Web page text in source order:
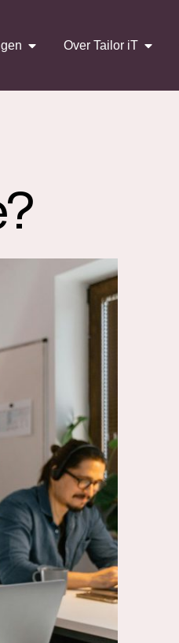
Over Tailor iT